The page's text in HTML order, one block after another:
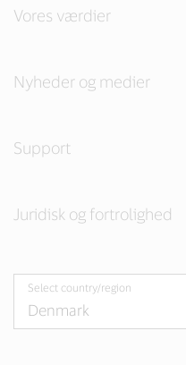
Vores værdier
Nyheder og medier
Support
Juridisk og fortrolighed
Select country/region